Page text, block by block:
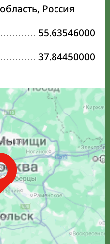
область, Россия
55.63546000
37.84450000